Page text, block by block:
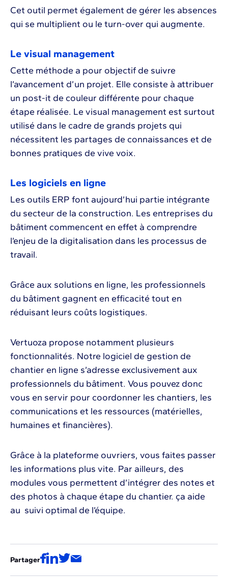
Cet outil permet également de gérer les absences
qui se multiplient ou le turn-over qui augmente.
Le visual management
Cette méthode a pour objectif de suivre
l’avancement d’un projet. Elle consiste à attribuer
un post-it de couleur différente pour chaque
étape réalisée. Le visual management est surtout
utilisé dans le cadre de grands projets qui
nécessitent les partages de connaissances et de
bonnes pratiques de vive voix.
Les logiciels en ligne
Les outils ERP font aujourd’hui partie intégrante
du secteur de la construction. Les entreprises du
bâtiment commencent en effet à comprendre
l’enjeu de la digitalisation dans les processus de
travail.
Grâce aux solutions en ligne, les professionnels
du bâtiment gagnent en efficacité tout en
réduisant leurs coûts logistiques.
Vertuoza propose notamment plusieurs
fonctionnalités. Notre logiciel de gestion de
chantier en ligne s’adresse exclusivement aux
professionnels du bâtiment. Vous pouvez donc
vous en servir pour coordonner les chantiers, les
communications et les ressources (matérielles,
humaines et financières).
Grâce à la plateforme ouvriers, vous faites passer
les informations plus vite. Par ailleurs, des
modules vous permettent d’intégrer des notes et
des photos à chaque étape du chantier. ça aide
au suivi optimal de l’équipe.
Partager